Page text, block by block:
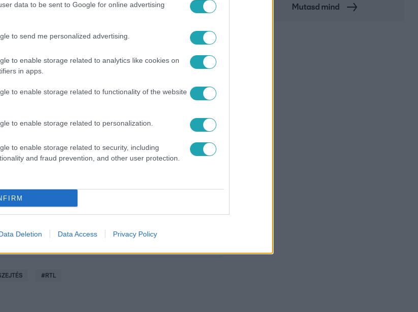
data to be sent to Google for online advertising
to send me personalized advertising.
to enable storage related to analytics like cookies on
in apps.
to enable storage related to functionality of the website
to enable storage related to personalization.
to enable storage related to security, including
and fraud prevention, and other user protection.
Deletion Data Access Privacy Policy
a Google-találatokban!
#RTL
Mutasd mind